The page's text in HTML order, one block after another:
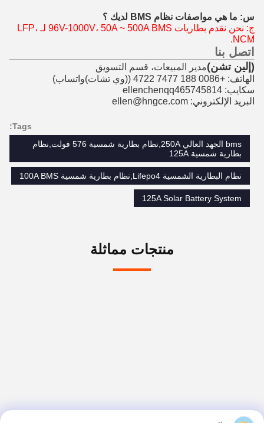
س: ما هي مواصفات نظام BMS لديك ؟
ج: نحن نقدم بطاريات 96V-1000V، 50A ~ 500A BMS لـ LFP،
NCM.
اتصل بنا
(إلين تشن)مدير المبيعات، قسم التسويق
الهاتف: +0086 188 7477 4722 (
(وي تشات)واتساب)
سكايب: ellenchenqq465745814
البريد الإلكتروني: ellen@hngce.com
Tags:
bms الجهد العالي 250A,نظام بطارية شمسية 576 فولت,نظام
بطارية شمسية 125A
نظام البطارية الشمسية Lifepo4,نظام بطارية شمسية 100A BMS
125A Solar Battery System
منتجات مماثلة